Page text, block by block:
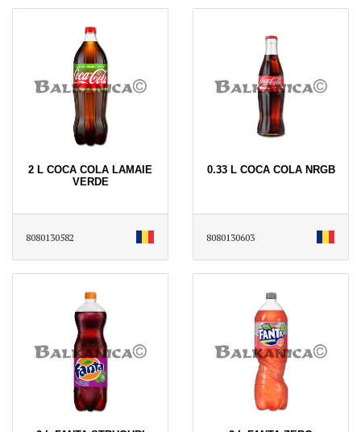
2 L COCA COLA LAMAIE
VERDE
8080130582
0.33 L COCA COLA NRGB
8080130603